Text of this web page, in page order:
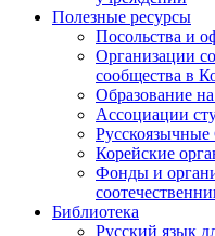
Полезные ресурсы
Посольства и
Организации
сообщества в
Образование
Ассоциации
Корейские
Фонды и
Библиотека
Русский язык